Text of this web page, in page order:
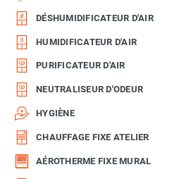
DÉSHUMIDIFICATEUR D'AIR
HUMIDIFICATEUR D'AIR
PURIFICATEUR D'AIR
NEUTRALISEUR D'ODEUR
HYGIÈNE
CHAUFFAGE FIXE ATELIER
AÉROTHERME FIXE MURAL